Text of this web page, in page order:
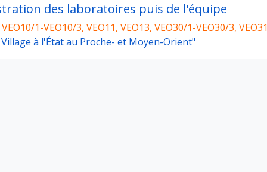
des laboratoires puis de l'équipe
1-VEO10/3, VEO11, VEO13, VEO30/1-VEO30/3, VEO31
à l'État au Proche- et Moyen-Orient"